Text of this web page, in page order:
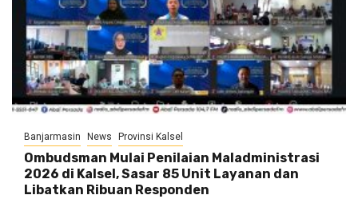
Banjarmasin News Provinsi Kalsel
Ombudsman Mulai Penilaian Maladministrasi
2026 di Kalsel, Sasar 85 Unit Layanan dan
Libatkan Ribuan Responden